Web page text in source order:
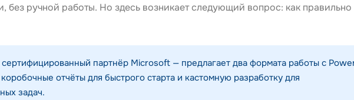
без ручной работы. Но здесь возникает следующий вопрос: как правильно
партнёр Microsoft — предлагает два формата работы с
отчёты для быстрого старта и кастомную разработку для
задач.